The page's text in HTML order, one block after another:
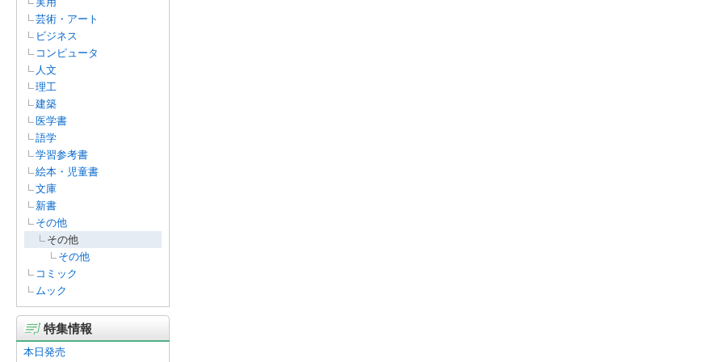
芸術・アート
ビジネス
コンピュータ
人文
理工
建築
医学書
語学
学習参考書
絵本・児童書
文庫
新書
その他
その他
その他
コミック
ムック
特集情報
本日発売